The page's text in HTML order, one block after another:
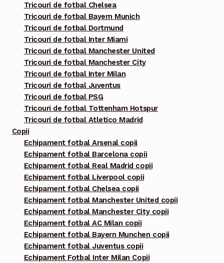
Tricouri de fotbal Chelsea
Tricouri de fotbal Bayern Munich
Tricouri de fotbal Dortmund
Tricouri de fotbal Inter Miami
Tricouri de fotbal Manchester United
Tricouri de fotbal Manchester City
Tricouri de fotbal Inter Milan
Tricouri de fotbal Juventus
Tricouri de fotbal PSG
Tricouri de fotbal Tottenham Hotspur
Tricouri de fotbal Atletico Madrid
Copii
Echipament fotbal Arsenal copii
Echipament fotbal Barcelona copii
Echipament fotbal Real Madrid copii
Echipament fotbal Liverpool copii
Echipament fotbal Chelsea copii
Echipament fotbal Manchester United copii
Echipament fotbal Manchester City copii
Echipament fotbal AC Milan copii
Echipament fotbal Bayern Munchen copii
Echipament fotbal Juventus copii
Echipament Fotbal Inter Milan Copii